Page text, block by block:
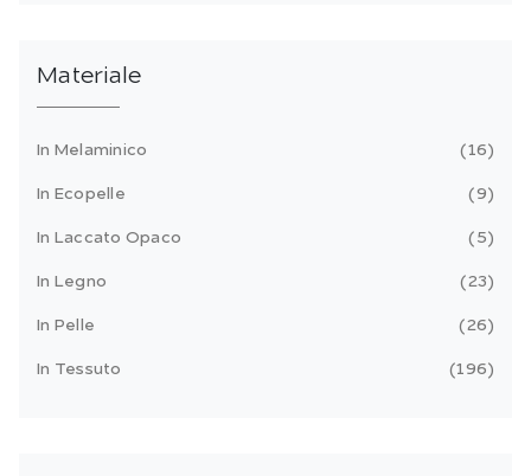
Materiale
In Melaminico 16
In Ecopelle 9
In Laccato Opaco 5
In Legno 23
In Pelle 26
In Tessuto 196